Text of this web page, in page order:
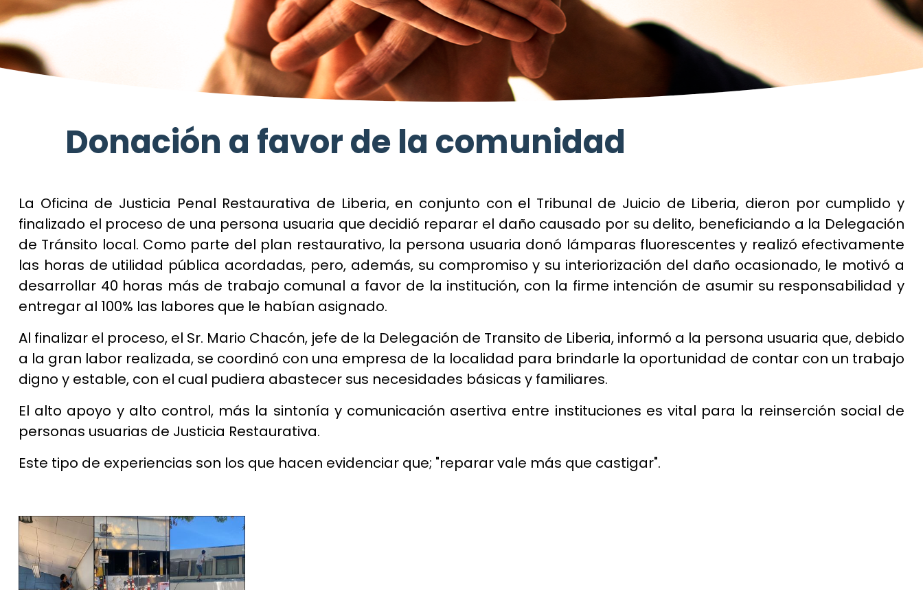
Donación a favor de la comunidad
La Oficina de Justicia Penal Restaurativa de Liberia, en conjunto con el Tribunal de Juicio de Liberia, dieron por cumplido y
finalizado el proceso de una persona usuaria que decidió reparar el daño causado por su delito, beneficiando a la Delegación
de Tránsito local. Como parte del plan restaurativo, la persona usuaria donó lámparas fluorescentes y realizó efectivamente
las horas de utilidad pública acordadas, pero, además, su compromiso y su interiorización del daño ocasionado, le motivó a
desarrollar 40 horas más de trabajo comunal a favor de la institución, con la firme intención de asumir su responsabilidad y
entregar al 100% las labores que le habían asignado.
Al finalizar el proceso, el Sr. Mario Chacón, jefe de la Delegación de Transito de Liberia, informó a la persona usuaria que, debido
a la gran labor realizada, se coordinó con una empresa de la localidad para brindarle la oportunidad de contar con un trabajo
digno y estable, con el cual pudiera abastecer sus necesidades básicas y familiares.
El alto apoyo y alto control, más la sintonía y comunicación asertiva entre instituciones es vital para la reinserción social de
personas usuarias de Justicia Restaurativa.
Este tipo de experiencias son los que hacen evidenciar que; "reparar vale más que castigar".